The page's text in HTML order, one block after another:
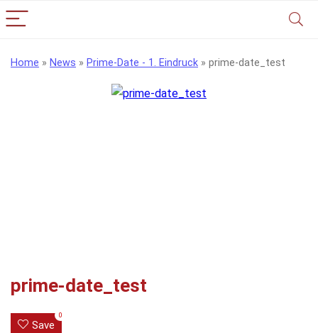
Home » News » Prime-Date - 1. Eindruck » prime-date_test
prime-date_test
Save
0